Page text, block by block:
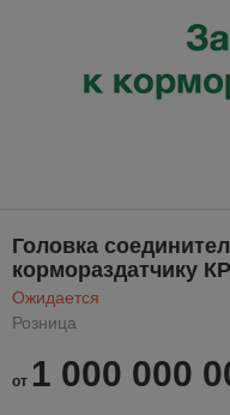
Головка
кормораздатчику
Ожидается
Розница
от 1 000 000